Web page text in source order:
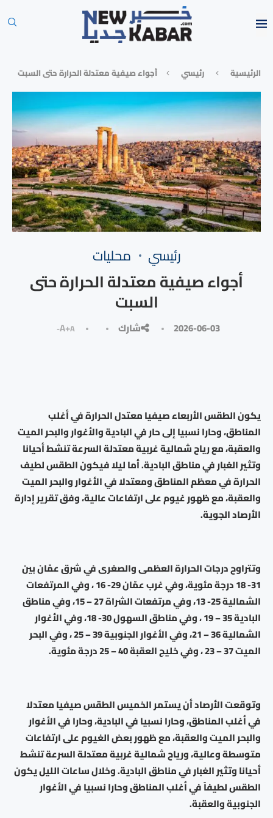
الرئيسية رئيسي أجواء صيفية معتدلة الحرارة حتى السبت
رئيسي محليات
أجواء صيفية معتدلة الحرارة حتى
السبت
2026-06-03 شارك A+A-
يكون الطقس الأربعاء صيفيا معتدل الحرارة في أغلب
المناطق، وحارا نسبيا إلى حار في البادية والأغوار والبحر الميت
والعقبة، مع رياح شمالية غربية معتدلة السرعة تنشط أحيانا
وتثير الغبار في مناطق البادية. أما ليلا فيكون الطقس لطيف
الحرارة في معظم المناطق ومعتدلا في الأغوار والبحر الميت
والعقبة، مع ظهور غيوم على ارتفاعات عالية، وفق تقرير إدارة
الأرصاد الجوية.
وتتراوح درجات الحرارة العظمى والصغرى في شرق عمّان بين
31- 18 درجة مئوية، وفي غرب عمّان 29- 16 ، وفي المرتفعات
الشمالية 25- 13، وفي مرتفعات الشراة 27 – 15، وفي مناطق
البادية 35 – 19 ، وفي مناطق السهول 30- 18، وفي الأغوار
الشمالية 36 – 21، وفي الأغوار الجنوبية 39 – 25 ، وفي البحر
الميت 37 – 23 ، وفي خليج العقبة 40 – 25 درجة مئوية.
وتوقعت الأرصاد أن يستمر الخميس الطقس صيفيا معتدلا
في أغلب المناطق، وحارا نسبيا في البادية، وحارا في الأغوار
والبحر الميت والعقبة، مع ظهور بعض الغيوم على ارتفاعات
متوسطة وعالية، ورياح شمالية غربية معتدلة السرعة تنشط
أحيانا وتثير الغبار في مناطق البادية. وخلال ساعات الليل يكون
الطقس لطيفاً في أغلب المناطق وحارا نسبيا في الأغوار
الجنوبية والعقبة.